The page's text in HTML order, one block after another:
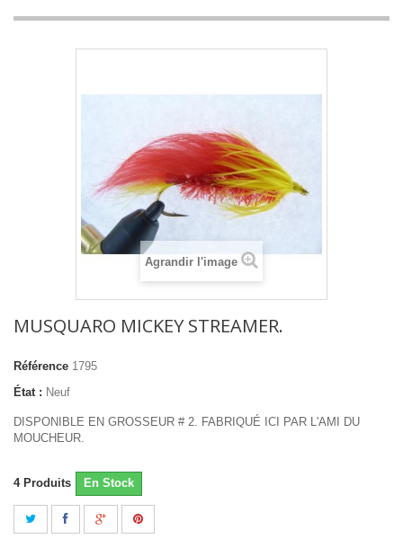
Agrandir l'image
MUSQUARO MICKEY STREAMER.
Référence 1795
État : Neuf
DISPONIBLE EN GROSSEUR # 2. FABRIQUÉ ICI PAR L'AMI DU
MOUCHEUR.
4 Produits En Stock